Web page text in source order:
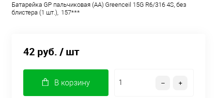
Батарейка GP пальчиковая (АА) Greenceil 15G R6/316 4S, без
блистера (1 шт.), 157***
42 руб. / шт
В корзину